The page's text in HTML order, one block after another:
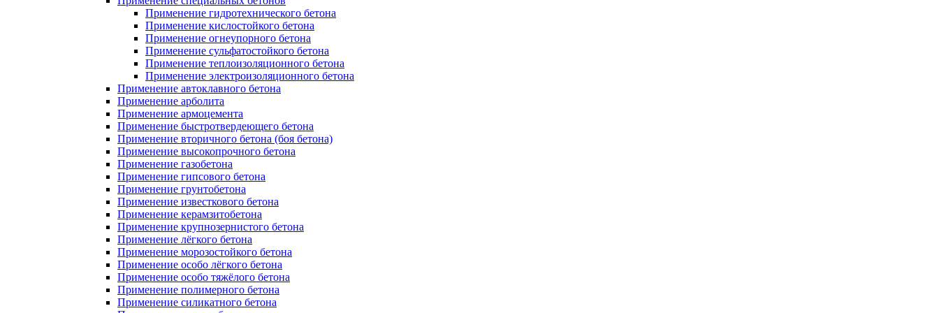
Применение гидротехнического бетона
Применение кислостойкого бетона
Применение огнеупорного бетона
Применение сульфатостойкого бетона
Применение теплоизоляционного бетона
Применение электроизоляционного бетона
Применение автоклавного бетона
Применение арболита
Применение армоцемента
Применение быстротвердеющего бетона
Применение вторичного бетона (боя бетона)
Применение высокопрочного бетона
Применение газобетона
Применение гипсового бетона
Применение грунтобетона
Применение известкового бетона
Применение керамзитобетона
Применение крупнозернистого бетона
Применение лёгкого бетона
Применение морозостойкого бетона
Применение особо лёгкого бетона
Применение особо тяжёлого бетона
Применение полимерного бетона
Применение силикатного бетона